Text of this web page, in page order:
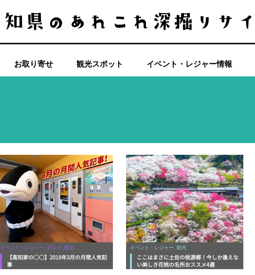
お取り寄せ 観光スポット イベント・レジャー情報
イベント・レジャー, グルメ, 観光
【高知家の○○】2019年3月の月間人気記
事
イベント・レジャー, 観光
ここはまさに土佐の桃源郷！今しか逢えな
い美しき花桃の名所おススメ4選